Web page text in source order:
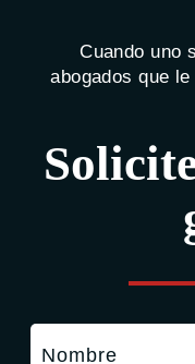
Cuando uno
abogados que